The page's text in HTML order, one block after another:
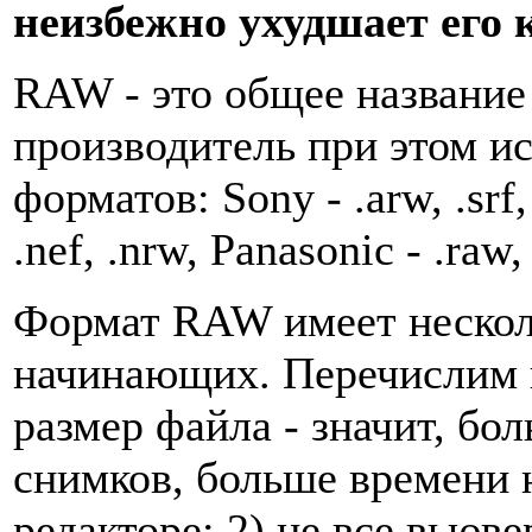
неизбежно ухудшает его
RAW - это общее
производитель при этом
форматов: Sony - .arw,
.nef, .nrw, Panasonic -
Формат RAW имеет
начинающих. Перечислим
размер файла - значит,
снимков, больше времени